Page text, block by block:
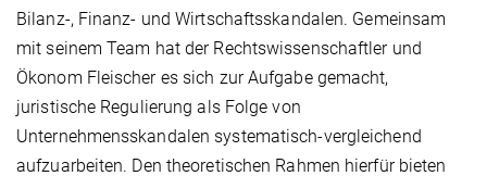
Bilanz-, Finanz- und Wirtschaftsskandalen. Gemeinsam
mit seinem Team hat der Rechtswissenschaftler und
Ökonom Fleischer es sich zur Aufgabe gemacht,
juristische Regulierung als Folge von
Unternehmensskandalen systematisch-vergleichend
aufzuarbeiten. Den theoretischen Rahmen hierfür bieten